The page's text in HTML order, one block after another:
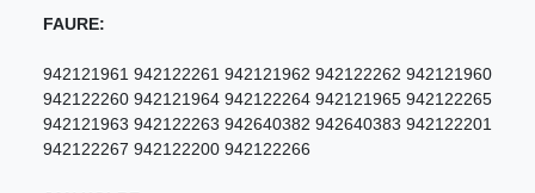
FAURE:
942121961 942122261 942121962 942122262 942121960
942122260 942121964 942122264 942121965 942122265
942121963 942122263 942640382 942640383 942122201
942122267 942122200 942122266